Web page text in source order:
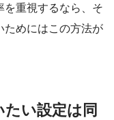
を重視するなら、そ
ためにはこの方法が
い設定は同